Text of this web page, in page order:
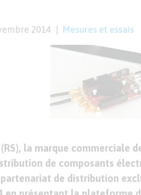
2014 Mesures et essais
(RS), la marque commerciale
de composants
partenariat de distribution